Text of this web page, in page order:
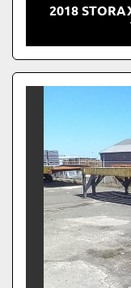
2018